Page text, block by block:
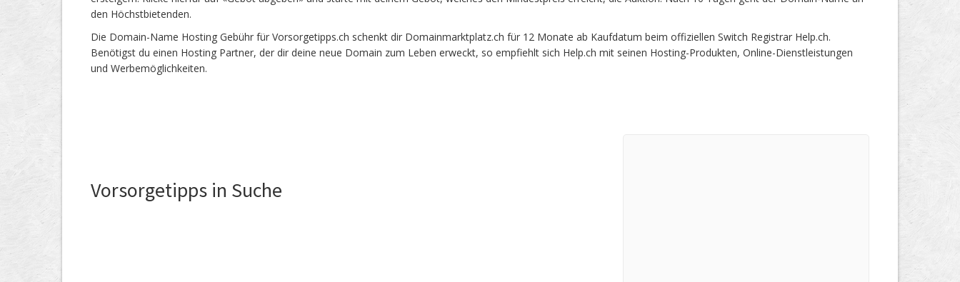
den Höchstbietenden.
Die Domain-Name Hosting Gebühr für Vorsorgetipps.ch schenkt dir Domainmarktplatz.ch für 12 Monate ab Kaufdatum beim offiziellen Switch Registrar Help.ch.
Benötigst du einen Hosting Partner, der dir deine neue Domain zum Leben erweckt, so empfiehlt sich Help.ch mit seinen Hosting-Produkten, Online-Dienstleistungen
und Werbemöglichkeiten.
Vorsorgetipps in Suche